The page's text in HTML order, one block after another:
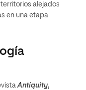
alejados
en una etapa
Antiquity,